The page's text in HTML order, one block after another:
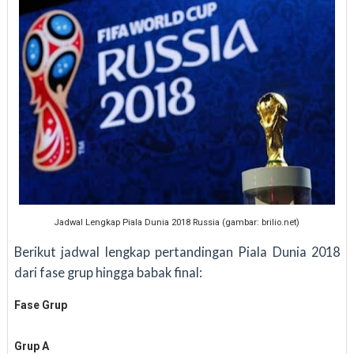
Jadwal Lengkap Piala Dunia 2018 Russia (gambar: brilio.net)
Berikut jadwal lengkap pertandingan Piala Dunia 2018
dari fase grup hingga babak final:
Fase Grup
Grup A